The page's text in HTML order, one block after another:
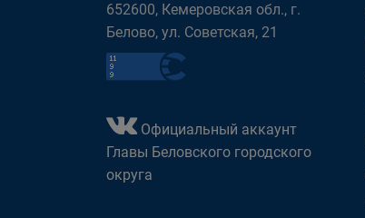
652600, Кемеровская обл., г.
Белово, ул. Советская, 21
Официальный аккаунт
Главы Беловского городского
округа